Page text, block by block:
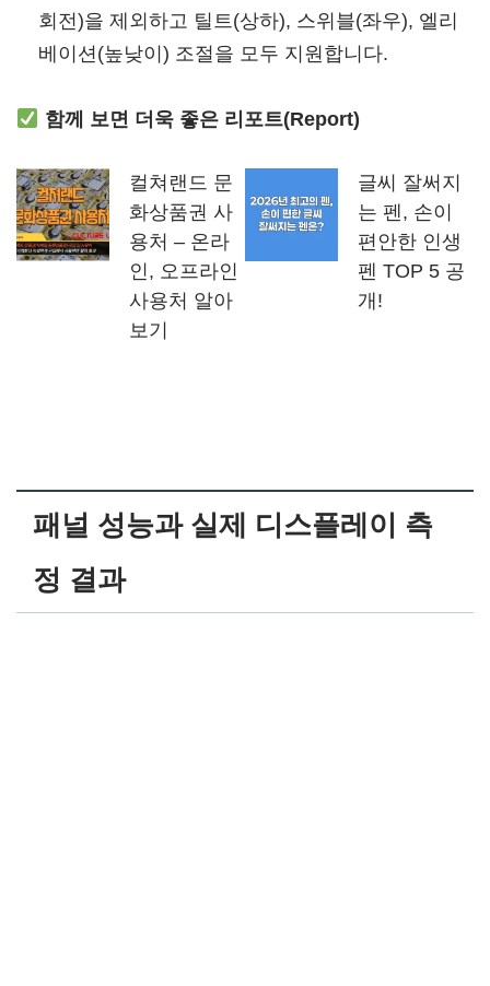
회전)을 제외하고 틸트(상하), 스위블(좌우), 엘리
베이션(높낮이) 조절을 모두 지원합니다.
함께 보면 더욱 좋은 리포트(Report)
컬쳐랜드 문
화상품권 사
용처 – 온라
인, 오프라인
사용처 알아
보기
글씨 잘써지
는 펜, 손이
편안한 인생
펜 TOP 5 공
개!
패널 성능과 실제 디스플레이 측
정 결과